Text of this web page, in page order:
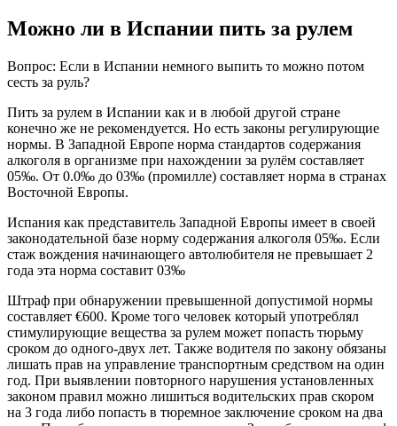
Можно ли в Испании пить за рулем
Вопрос: Если в Испании немного выпить то можно потом
сесть за руль?
Пить за рулем в Испании как и в любой другой стране
конечно же не рекомендуется. Но есть законы регулирующие
нормы. В Западной Европе норма стандартов содержания
алкоголя в организме при нахождении за рулём составляет
05‰. От 0.0‰ до 03‰ (промилле) составляет норма в странах
Восточной Европы.
Испания как представитель Западной Европы имеет в своей
законодательной базе норму содержания алкоголя 05‰. Если
стаж вождения начинающего автолюбителя не превышает 2
года эта норма составит 03‰
Штраф при обнаружении превышенной допустимой нормы
составляет €600. Кроме того человек который употреблял
стимулирующие вещества за рулем может попасть тюрьму
сроком до одного-двух лет. Также водителя по закону обязаны
лишать прав на управление транспортным средством на один
год. При выявлении повторного нарушения установленных
законом правил можно лишиться водительских прав скором
на 3 года либо попасть в тюремное заключение сроком на два